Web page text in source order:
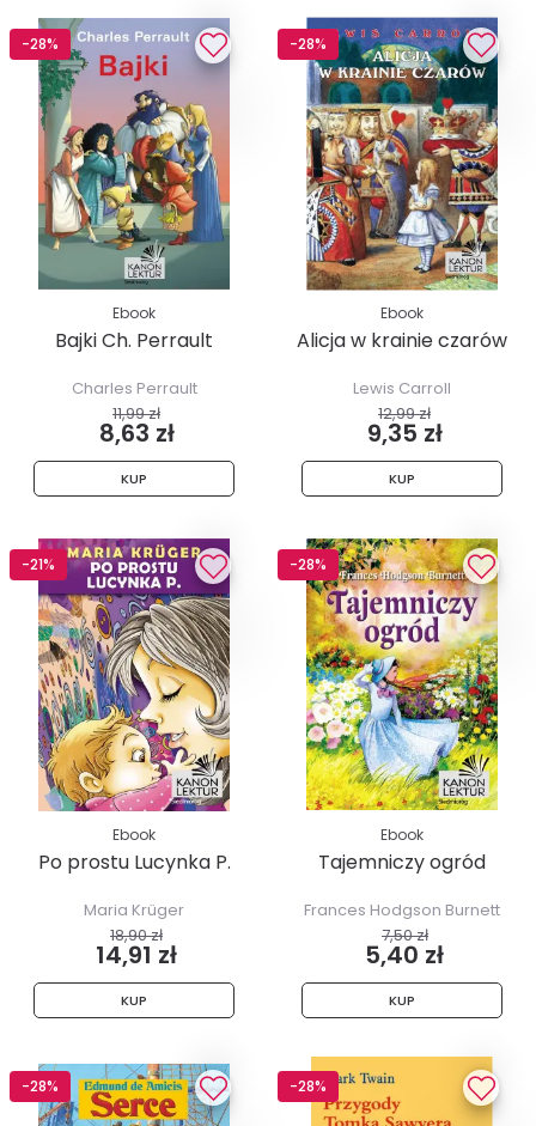
-28%
Ebook
Bajki Ch. Perrault
Charles Perrault
11,99 zł
8,63 zł
KUP
-28%
Ebook
Alicja w krainie czarów
Lewis Carroll
12,99 zł
9,35 zł
KUP
-21%
Ebook
Po prostu Lucynka P.
Maria Krüger
18,90 zł
14,91 zł
KUP
-28%
Ebook
Tajemniczy ogród
Frances Hodgson Burnett
7,50 zł
5,40 zł
KUP
-28% -28%